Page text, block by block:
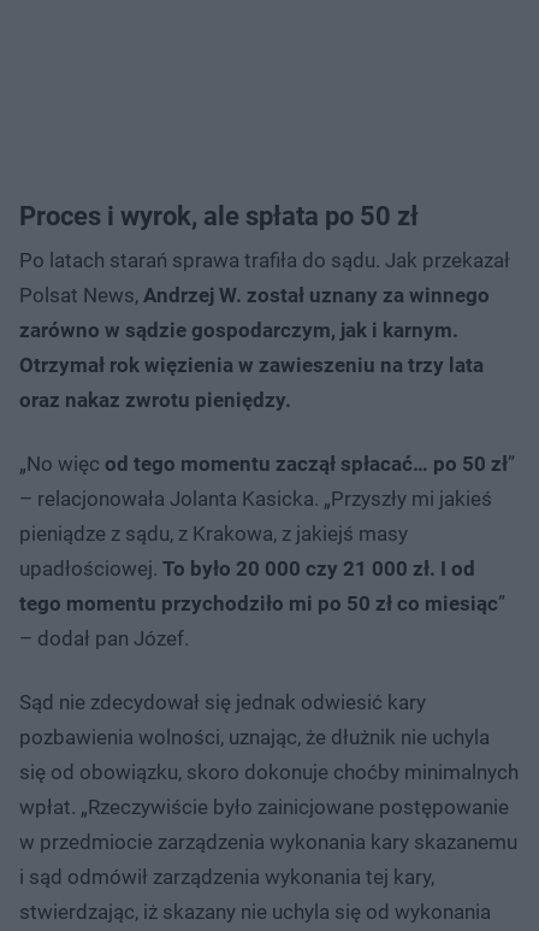
Proces i wyrok, ale spłata po 50 zł
Po latach starań sprawa trafiła do sądu. Jak przekazał
Polsat News, Andrzej W. został uznany za winnego
zarówno w sądzie gospodarczym, jak i karnym.
Otrzymał rok więzienia w zawieszeniu na trzy lata
oraz nakaz zwrotu pieniędzy.
„No więc od tego momentu zaczął spłacać… po 50 zł”
– relacjonowała Jolanta Kasicka. „Przyszły mi jakieś
pieniądze z sądu, z Krakowa, z jakiejś masy
upadłościowej. To było 20 000 czy 21 000 zł. I od
tego momentu przychodziło mi po 50 zł co miesiąc”
– dodał pan Józef.
Sąd nie zdecydował się jednak odwiesić kary
pozbawienia wolności, uznając, że dłużnik nie uchyla
się od obowiązku, skoro dokonuje choćby minimalnych
wpłat. „Rzeczywiście było zainicjowane postępowanie
w przedmiocie zarządzenia wykonania kary skazanemu
i sąd odmówił zarządzenia wykonania tej kary,
stwierdzając, iż skazany nie uchyla się od wykonania